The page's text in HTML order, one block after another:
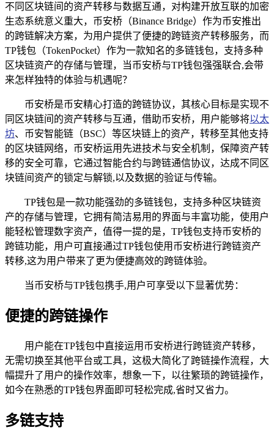
不同区块链间的资产转移与数据互通，对构建开放互联的加密
生态系统意义重大，币安桥（Binance Bridge）作为币安推出
的跨链解决方案，为用户提供了便捷的跨链资产转移服务，而
TP钱包（TokenPocket）作为一款知名的多链钱包，支持多种
区块链资产的存储与管理，当币安桥与TP钱包强强联合,会带
来怎样独特的体验与机遇呢？
币安桥是币安精心打造的跨链协议，其核心目标是实现不
同区块链间的资产转移与互通，借助币安桥，用户能够将以太
坊、币安智能链（BSC）等区块链上的资产，转移至其他支持
的区块链网络，币安桥运用先进技术与安全机制，保障资产转
移的安全可靠，它通过智能合约与跨链通信协议，达成不同区
块链间资产的锁定与解锁,以及数据的验证与传输。
TP钱包是一款功能强劲的多链钱包，支持多种区块链资
产的存储与管理，它拥有简洁易用的界面与丰富功能，使用户
能轻松管理数字资产，值得一提的是，TP钱包支持币安桥的
跨链功能，用户可直接通过TP钱包使用币安桥进行跨链资产
转移,这为用户带来了更为便捷高效的跨链体验。
当币安桥与TP钱包携手,用户可享受以下显著优势：
便捷的跨链操作
用户能在TP钱包中直接运用币安桥进行跨链资产转移，
无需切换至其他平台或工具，这极大简化了跨链操作流程，大
幅提升了用户的操作效率，想象一下，以往繁琐的跨链操作，
如今在熟悉的TP钱包界面即可轻松完成,省时又省力。
多链支持